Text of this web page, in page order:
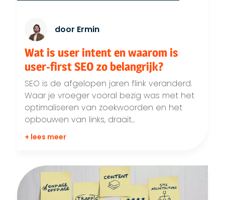
door Ermin
Wat is user intent en waarom is
user-first SEO zo belangrijk?
SEO is de afgelopen jaren flink veranderd.
Waar je vroeger vooral bezig was met het
optimaliseren van zoekwoorden en het
opbouwen van links, draait...
+ lees meer